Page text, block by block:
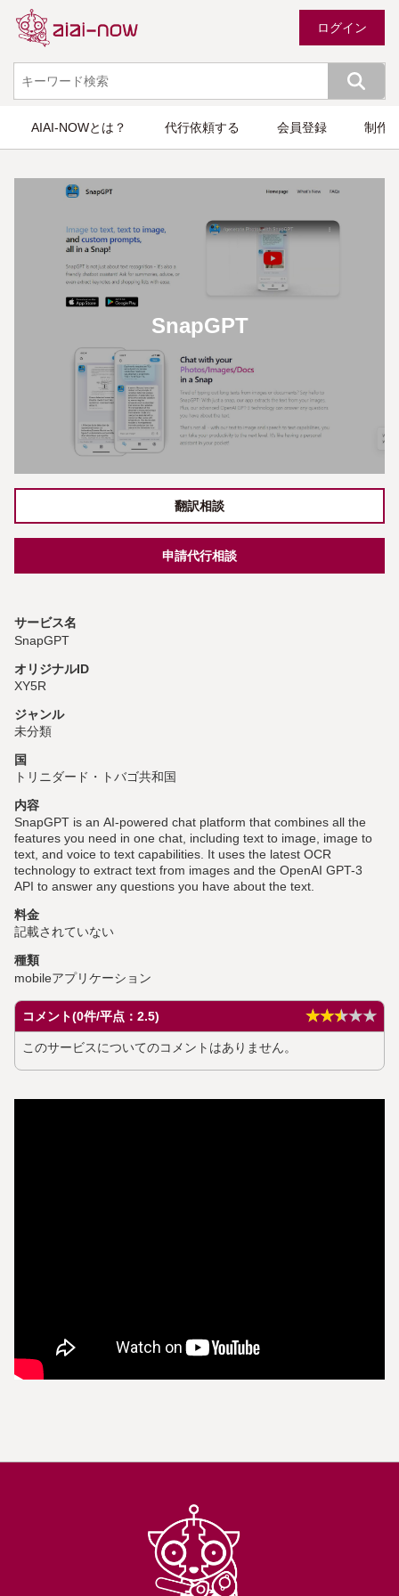
ログイン
AIAI-NOWとは？ 代行依頼する 会員登録 制作
SnapGPT
翻訳相談
申請代行相談
サービス名
SnapGPT
オリジナルID
XY5R
ジャンル
未分類
国
トリニダード・トバゴ共和国
内容
SnapGPT is an AI-powered chat platform that combines all the
features you need in one chat, including text to image, image to
text, and voice to text capabilities. It uses the latest OCR
technology to extract text from images and the OpenAI GPT-3
API to answer any questions you have about the text.
料金
記載されていない
種類
mobileアプリケーション
コメント(0件/平点：2.5) ★★★★★
★★★★★
このサービスについてのコメントはありません。